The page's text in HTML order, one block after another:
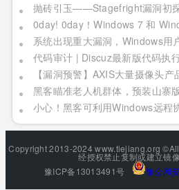
据流量
抛砖引玉——Stagefright漏洞初
系统出现重大漏洞，Windows用
代码审计 | Discuz最新版代码执
Copyright 2013-2024 www.tiejiang.org
经授权禁止复制或建立镜
豫ICP备13013491号
豫公网